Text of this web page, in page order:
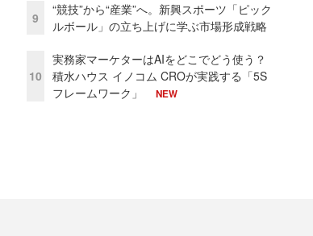
9
“競技”から“産業”へ。新興スポーツ「ピック
ルボール」の立ち上げに学ぶ市場形成戦略
10
実務家マーケターはAIをどこでどう使う？
積水ハウス イノコム CROが実践する「5S
フレームワーク」
NEW